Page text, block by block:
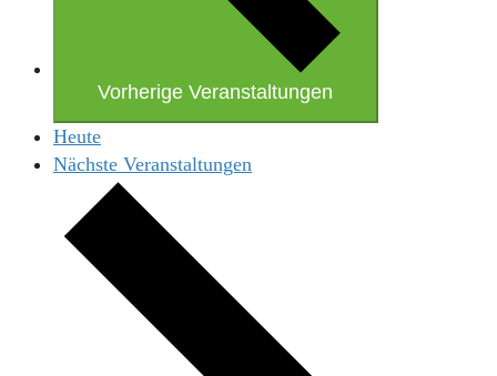
VorherigeVeranstaltungen
Heute
Nächste Veranstaltungen